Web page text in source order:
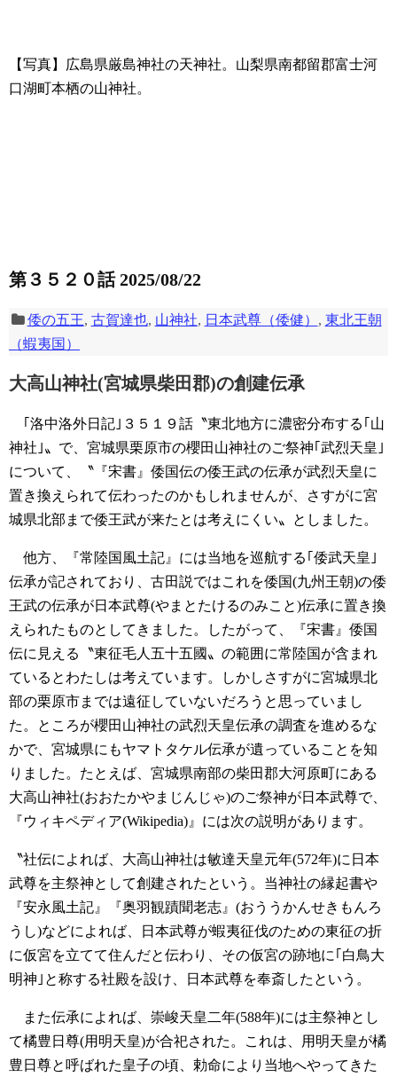
【写真】広島県厳島神社の天神社。山梨県南都留郡富士河
口湖町本栖の山神社。
第３５２０話 2025/08/22
倭の五王, 古賀達也, 山神社, 日本武尊（倭健） , 東北王朝
（蝦夷国）
大高山神社(宮城県柴田郡)の創建伝承
｢洛中洛外日記｣３５１９話〝東北地方に濃密分布する｢山
神社｣〟で、宮城県栗原市の櫻田山神社のご祭神｢武烈天皇｣
について、〝『宋書』倭国伝の倭王武の伝承が武烈天皇に
置き換えられて伝わったのかもしれませんが、さすがに宮
城県北部まで倭王武が来たとは考えにくい〟としました。
他方、『常陸国風土記』には当地を巡航する｢倭武天皇｣
伝承が記されており、古田説ではこれを倭国(九州王朝)の倭
王武の伝承が日本武尊(やまとたけるのみこと)伝承に置き換
えられたものとしてきました。したがって、『宋書』倭国
伝に見える〝東征毛人五十五國〟の範囲に常陸国が含まれ
ているとわたしは考えています。しかしさすがに宮城県北
部の栗原市までは遠征していないだろうと思っていまし
た。ところが櫻田山神社の武烈天皇伝承の調査を進めるな
かで、宮城県にもヤマトタケル伝承が遺っていることを知
りました。たとえば、宮城県南部の柴田郡大河原町にある
大高山神社(おおたかやまじんじゃ)のご祭神が日本武尊で、
『ウィキペディア(Wikipedia)』には次の説明があります。
〝社伝によれば、大高山神社は敏達天皇元年(572年)に日本
武尊を主祭神として創建されたという。当神社の縁起書や
『安永風土記』『奥羽観蹟聞老志』(おううかんせきもんろ
うし)などによれば、日本武尊が蝦夷征伐のための東征の折
に仮宮を立てて住んだと伝わり、その仮宮の跡地に｢白鳥大
明神｣と称する社殿を設け、日本武尊を奉斎したという。
また伝承によれば、崇峻天皇二年(588年)には主祭神とし
て橘豊日尊(用明天皇)が合祀された。これは、用明天皇が橘
豊日尊と呼ばれた皇子の頃、勅命により当地へやってきた